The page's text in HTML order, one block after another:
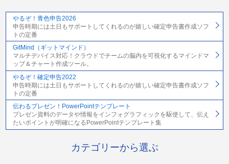
やるぞ！青色申告2026
申告時期には土日もサポートしてくれるのが嬉しい確定申告書作成ソフ
トの定番
GitMind（ギットマインド）
マルチデバイス対応！クラウドでチームの脳内を可視化するマインドマ
ップ＆チャート作成ツール。
やるぞ！確定申告2022
申告時期には土日もサポートしてくれるのが嬉しい確定申告書作成ソフ
トの定番
伝わるプレゼン！PowerPointテンプレート
プレゼン資料のデータや情報をインフォグラフィックを駆使して、伝え
たいポイントが明確になるPowerPointテンプレート集
カテゴリーから選ぶ